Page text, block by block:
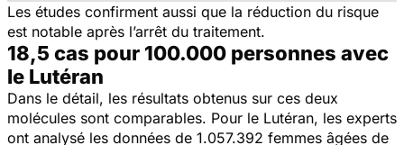
Les études confirment aussi que la réduction du risque
est notable après l’arrêt du traitement.
18,5 cas pour 100.000 personnes avec
le Lutéran
Dans le détail, les résultats obtenus sur ces deux
molécules sont comparables. Pour le Lutéran, les experts
ont analysé les données de 1.057.392 femmes âgées de